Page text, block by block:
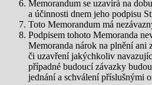
Memorandum se uzavírá na
a účinnosti dnem jeho podpisu
Toto Memorandum má
Podpisem tohoto Memoranda
Memoranda nárok na plnění ani
či uzavření jakýchkoliv
případné budoucí závazky
jednání a schválení příslušnými